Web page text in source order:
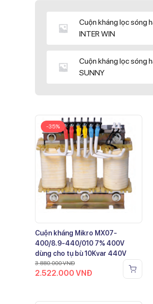
Cuộn kháng lọc sóng
INTER WIN
Cuộn kháng lọc sóng
SUNNY
-35%
Cuộn kháng Mikro MX07-
400/8.9-440/010 7% 400V
dùng cho tụ bù 10Kvar 440V
3.880.000VNĐ
2.522.000 VNĐ